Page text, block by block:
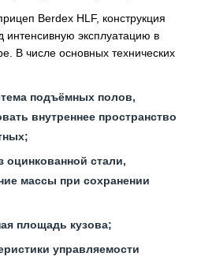
Berdex HLF, конструкция
интенсивную эксплуатацию в
В числе основных технических
подъёмных полов,
внутреннее пространство
оцинкованной стали,
массы при сохранении
площадь кузова;
управляемости